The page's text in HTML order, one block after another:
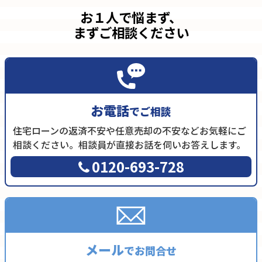
お１人で悩まず、
まずご相談ください
お電話でご相談
住宅ローンの返済不安や任意売却の不安などお気軽にご
相談ください。相談員が直接お話を伺いお答えします。
0120-693-728
メールでお問合せ